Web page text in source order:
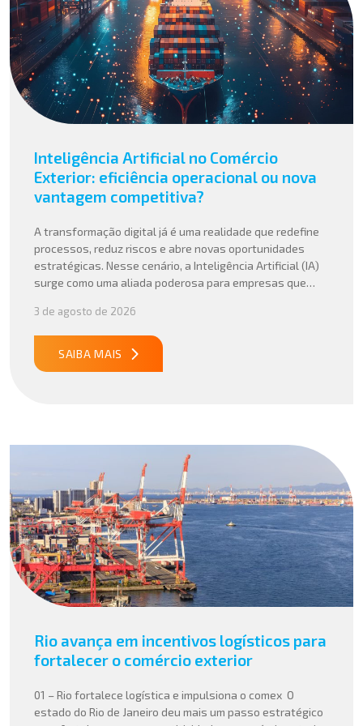
Inteligência Artificial no Comércio
Exterior: eficiência operacional ou nova
vantagem competitiva?
A transformação digital já é uma realidade que redefine
processos, reduz riscos e abre novas oportunidades
estratégicas. Nesse cenário, a Inteligência Artificial (IA)
surge como uma aliada poderosa para empresas que
suas operações internacionais. Mais do que automatizar
tarefas, a IA vem sendo aplicada para interpretar dados
complexos, […]
3 de agosto de 2026
SAIBA MAIS
Rio avança em incentivos logísticos para
fortalecer o comércio exterior
01 – Rio fortalece logística e impulsiona o comex O
estado do Rio de Janeiro deu mais um passo estratégico